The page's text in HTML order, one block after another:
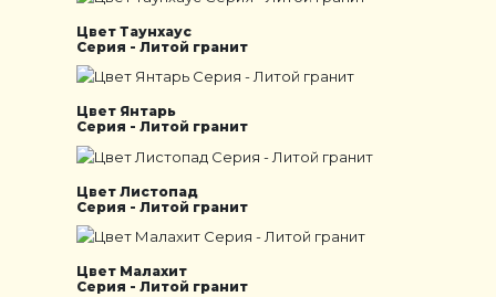
Цвет Таунхаус
Серия - Литой гранит
Цвет Янтарь
Серия - Литой гранит
Цвет Листопад
Серия - Литой гранит
Цвет Малахит
Серия - Литой гранит